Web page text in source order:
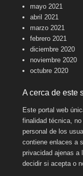
mayo 2021
abril 2021
marzo 2021
febrero 2021
diciembre 2020
noviembre 2020
octubre 2020
A cerca de este
Este portal web
finalidad técnica,
personal de los
contiene enlaces a
privacidad ajenas a
decidir si acepta o